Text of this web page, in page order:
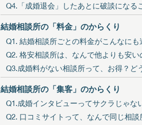
Q4.「成婚退会」したあとに破談になる
結婚相談所の「料金」のからくり
Q1. 結婚相談所ごとの料金がこんなにも
Q2. 格安相談所は、なんで他よりも安い
Q3.成婚料がない相談所って、お得？ど
結婚相談所の「集客」のからくり
Q1.成婚インタビューってサクラじゃな
Q2. 口コミサイトって、なんで同じ相